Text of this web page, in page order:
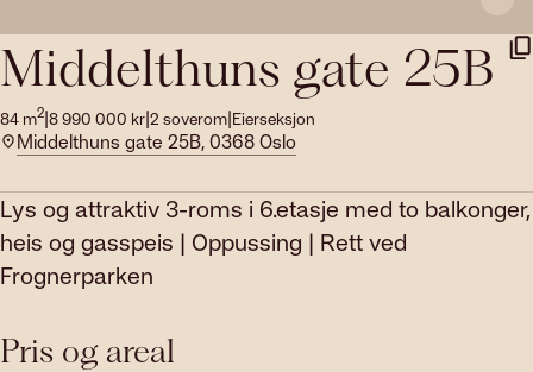
Middelthuns gate 25B
84 m2|8 990 000 kr|2 soverom|Eierseksjon
Middelthuns gate 25B, 0368 Oslo
Lys og attraktiv 3-roms i 6.etasje med to balkonger,
heis og gasspeis | Oppussing | Rett ved
Frognerparken
Pris og areal